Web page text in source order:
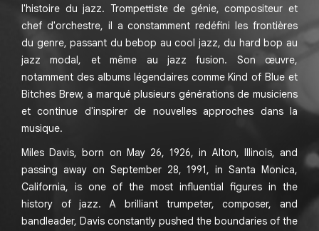
l'histoire du jazz. Trompettiste de génie, compositeur et
chef d'orchestre, il a constamment redéfini les frontières
du genre, passant du bebop au cool jazz, du hard bop au
jazz modal, et même au jazz fusion. Son œuvre,
notamment des albums légendaires comme Kind of Blue et
Bitches Brew, a marqué plusieurs générations de musiciens
et continue d'inspirer de nouvelles approches dans la
musique.
Miles Davis, born on May 26, 1926, in Alton, Illinois, and
passing away on September 28, 1991, in Santa Monica,
California, is one of the most influential figures in the
history of jazz. A brilliant trumpeter, composer, and
bandleader, Davis constantly pushed the boundaries of the